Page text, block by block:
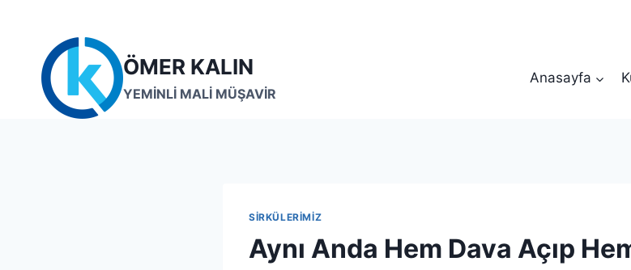
content
ÖMER KALIN
YEMİNLİ MALİ MÜŞAVİR
Anasayfa
SIRKÜLERIMIZ
Aynı Anda Hem Dava Açıp